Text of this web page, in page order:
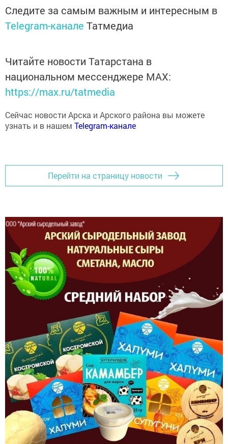
Следите за самым важным и интересным в
Telegram-канале Татмедиа
Читайте новости Татарстана в
национальном мессенджере MАХ:
https://max.ru/tatmedia
Сейчас новости Арска и Арского района вы можете
узнать и в нашемTelegram-канале
Перейти на страницу новости